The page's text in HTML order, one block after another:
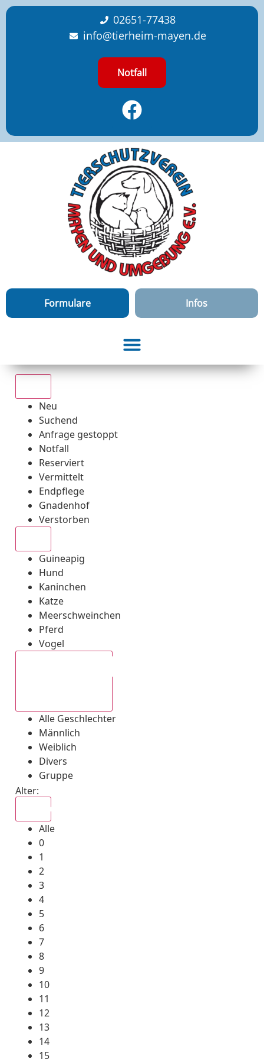
content
02651-77438
info@tierheim-mayen.de
Notfall
Formulare Infos
Neu
Suchend
Anfrage gestoppt
Notfall
Reserviert
Vermittelt
Endpflege
Gnadenhof
Verstorben
Guineapig
Hund
Kaninchen
Katze
Meerschweinchen
Pferd
Vogel
Alle Geschlechter
Männlich
Weiblich
Divers
Gruppe
Alter:
Alle
0
1
2
3
4
5
6
7
8
9
10
11
12
13
14
15